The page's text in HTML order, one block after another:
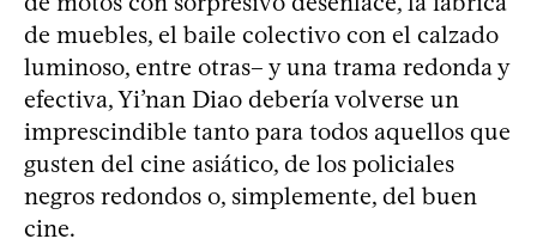
de muebles, el baile colectivo con el calzado
luminoso, entre otras– y una trama redonda y
efectiva, Yi’nan Diao debería volverse un
imprescindible tanto para todos aquellos que
gusten del cine asiático, de los policiales
negros redondos o, simplemente, del buen
cine.